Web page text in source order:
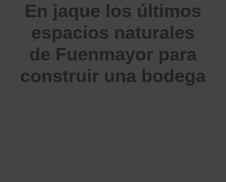
En jaque los últimos
espacios naturales
de Fuenmayor para
construir una bodega